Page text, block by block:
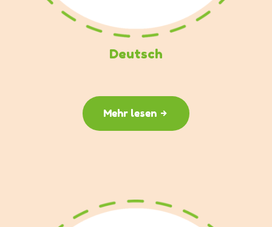
Deutsch
Mehr lesen